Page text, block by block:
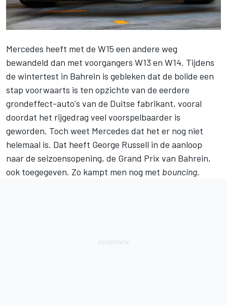
Mercedes heeft met de W15 een andere weg
bewandeld dan met voorgangers W13 en W14. Tijdens
de wintertest in Bahrein is gebleken dat de bolide een
stap voorwaarts is ten opzichte van de eerdere
grondeffect-auto's van de Duitse fabrikant, vooral
doordat het rijgedrag veel voorspelbaarder is
geworden. Toch weet Mercedes dat het er nog niet
helemaal is. Dat heeft George Russell in de aanloop
naar de seizoensopening, de Grand Prix van Bahrein,
ook toegegeven. Zo kampt men nog met bouncing.